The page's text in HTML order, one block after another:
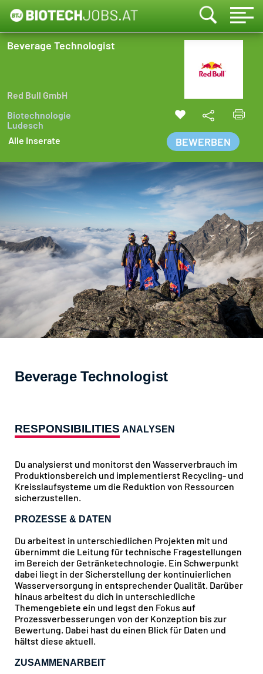
Beverage Technologist
Red Bull GmbH
Biotechnologie
Ludesch
Alle Inserate
BEWERBEN
Beverage Technologist
RESPONSIBILITIES ANALYSEN
Du analysierst und monitorst den Wasserverbrauch im
Produktionsbereich und implementierst Recycling- und
Kreisslaufsysteme um die Reduktion von Ressourcen
sicherzustellen.
PROZESSE & DATEN
Du arbeitest in unterschiedlichen Projekten mit und
übernimmt die Leitung für technische Fragestellungen
im Bereich der Getränketechnologie. Ein Schwerpunkt
dabei liegt in der Sicherstellung der kontinuierlichen
Wasserversorgung in entsprechender Qualität. Darüber
hinaus arbeitest du dich in unterschiedliche
Themengebiete ein und legst den Fokus auf
Prozessverbesserungen von der Konzeption bis zur
Bewertung. Dabei hast du einen Blick für Daten und
hältst diese aktuell.
ZUSAMMENARBEIT